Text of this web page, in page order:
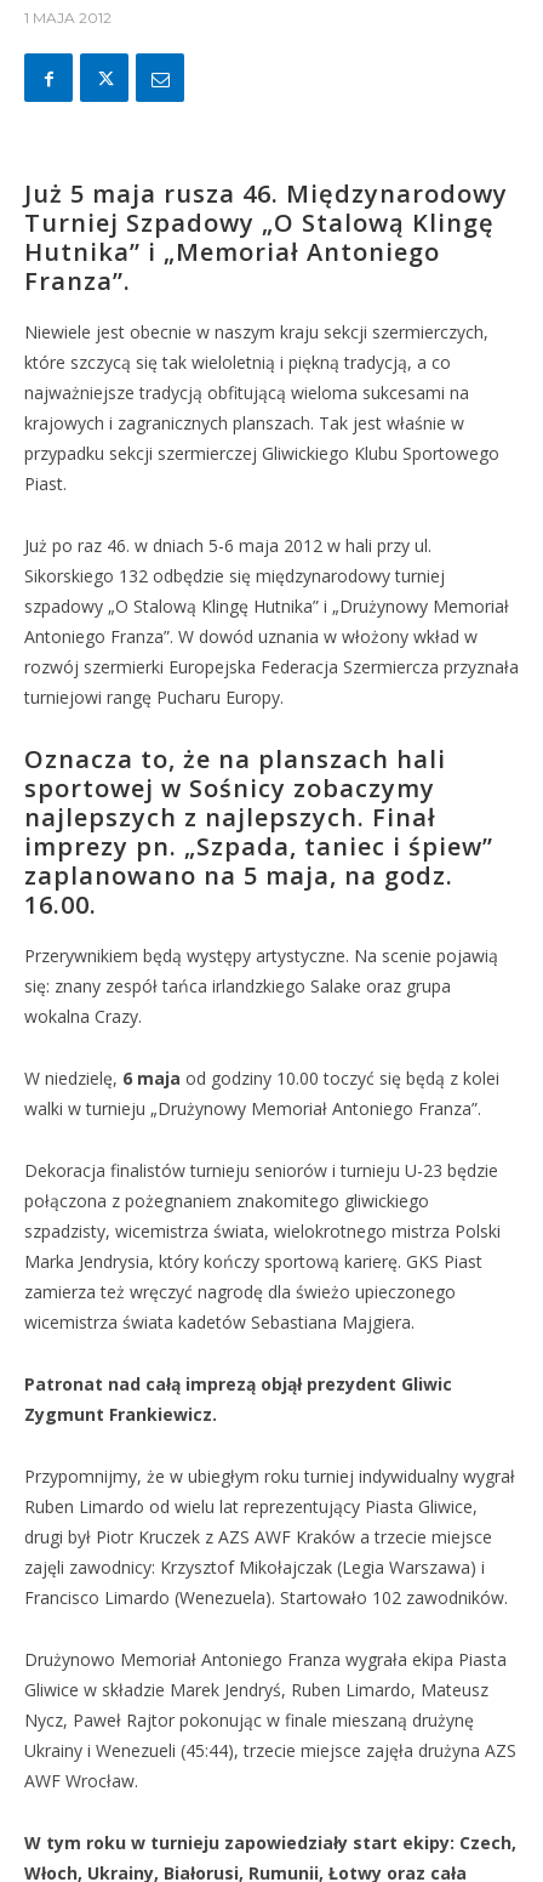
1 MAJA 2012
Już 5 maja rusza 46. Międzynarodowy
Turniej Szpadowy „O Stalową Klingę
Hutnika” i „Memoriał Antoniego
Franza”.
Niewiele jest obecnie w naszym kraju sekcji szermierczych,
które szczycą się tak wieloletnią i piękną tradycją, a co
najważniejsze tradycją obfitującą wieloma sukcesami na
krajowych i zagranicznych planszach. Tak jest właśnie w
przypadku sekcji szermierczej Gliwickiego Klubu Sportowego
Piast.
Już po raz 46. w dniach 5-6 maja 2012 w hali przy ul.
Sikorskiego 132 odbędzie się międzynarodowy turniej
szpadowy „O Stalową Klingę Hutnika” i „Drużynowy Memoriał
Antoniego Franza”. W dowód uznania w włożony wkład w
rozwój szermierki Europejska Federacja Szermiercza przyznała
turniejowi rangę Pucharu Europy.
Oznacza to, że na planszach hali
sportowej w Sośnicy zobaczymy
najlepszych z najlepszych. Finał
imprezy pn. „Szpada, taniec i śpiew”
zaplanowano na 5 maja, na godz.
16.00.
Przerywnikiem będą występy artystyczne. Na scenie pojawią
się: znany zespół tańca irlandzkiego Salake oraz grupa
wokalna Crazy.
W niedzielę, 6 maja od godziny 10.00 toczyć się będą z kolei
walki w turnieju „Drużynowy Memoriał Antoniego Franza”.
Dekoracja finalistów turnieju seniorów i turnieju U-23 będzie
połączona z pożegnaniem znakomitego gliwickiego
szpadzisty, wicemistrza świata, wielokrotnego mistrza Polski
Marka Jendrysia, który kończy sportową karierę. GKS Piast
zamierza też wręczyć nagrodę dla świeżo upieczonego
wicemistrza świata kadetów Sebastiana Majgiera.
Patronat nad całą imprezą objął prezydent Gliwic
Zygmunt Frankiewicz.
Przypomnijmy, że w ubiegłym roku turniej indywidualny wygrał
Ruben Limardo od wielu lat reprezentujący Piasta Gliwice,
drugi był Piotr Kruczek z AZS AWF Kraków a trzecie miejsce
zajęli zawodnicy: Krzysztof Mikołajczak (Legia Warszawa) i
Francisco Limardo (Wenezuela). Startowało 102 zawodników.
Drużynowo Memoriał Antoniego Franza wygrała ekipa Piasta
Gliwice w składzie Marek Jendryś, Ruben Limardo, Mateusz
Nycz, Paweł Rajtor pokonując w finale mieszaną drużynę
Ukrainy i Wenezueli (45:44), trzecie miejsce zajęła drużyna AZS
AWF Wrocław.
W tym roku w turnieju zapowiedziały start ekipy: Czech,
Włoch, Ukrainy, Białorusi, Rumunii, Łotwy oraz cała